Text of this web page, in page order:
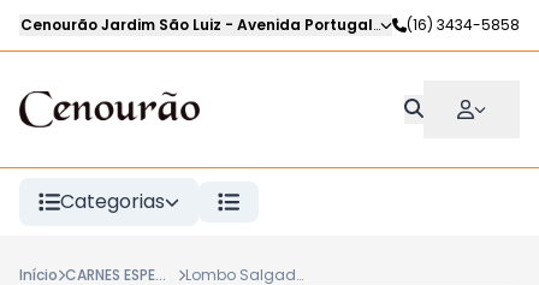
Cenourão Jardim São Luiz - Avenida Portugal, Ribeirão Preto-SP
(16) 3434-5858
Categorias
Início CARNES ESPECIAIS Lombo Salgado Prieto Kg